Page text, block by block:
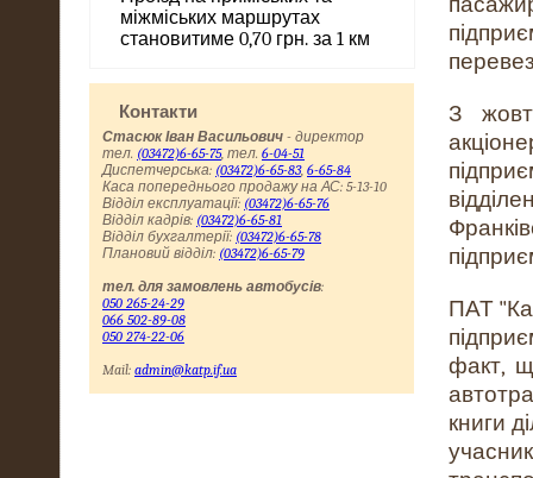
міжміських маршрутах
становитиме 0,70 грн. за 1 км
Контакти
Стасюк Іван Васильович - директор
тел. (03472)6-65-75, тел. 6-04-51
Диспетчерська: (03472)6-65-83, 6-65-84
Каса попереднього продажу на АС: 5-13-10
Відділ експлуатації: (03472)6-65-76
Відділ кадрів: (03472)6-65-81
Відділ бухгалтерії: (03472)6-65-78
Плановий відділ: (03472)6-65-79
тел. для замовлень автобусів:
050 265-24-29
066 502-89-08
050 274-22-06
Mail: admin@katp.if.ua
З
ПАТ
факт,
книги